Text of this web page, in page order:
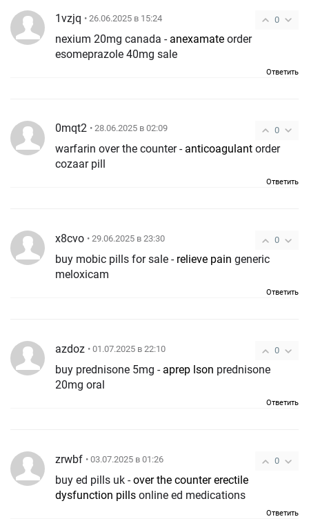
0
1vzjq • 26.06.2025 в 15:24
nexium 20mg canada - anexamate
esomeprazole 40mg sale
Ответить
0
0mqt2 • 28.06.2025 в 02:09
warfarin over the counter - anticoagulant
cozaar pill
Ответить
0
x8cvo • 29.06.2025 в 23:30
buy mobic pills for sale - relieve pain
meloxicam
Ответить
0
azdoz • 01.07.2025 в 22:10
buy prednisone 5mg - aprep lson
20mg oral
Ответить
0
zrwbf • 03.07.2025 в 01:26
buy ed pills uk -over the counter erectile
dysfunction pills online ed medications
Ответить